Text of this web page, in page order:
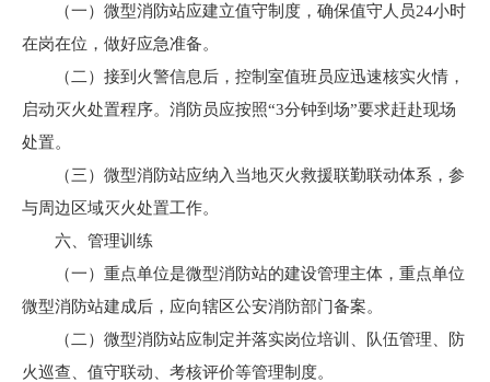
（一）微型消防站应建立值守制度，确保值守人员24小时
在岗在位，做好应急准备。
（二）接到火警信息后，控制室值班员应迅速核实火情，
启动灭火处置程序。消防员应按照“3分钟到场”要求赶赴现场
处置。
（三）微型消防站应纳入当地灭火救援联勤联动体系，参
与周边区域灭火处置工作。
六、管理训练
（一）重点单位是微型消防站的建设管理主体，重点单位
微型消防站建成后，应向辖区公安消防部门备案。
（二）微型消防站应制定并落实岗位培训、队伍管理、防
火巡查、值守联动、考核评价等管理制度。